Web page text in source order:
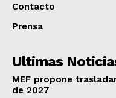
Contacto
Prensa
Ultimas
MEF propone
de 2027